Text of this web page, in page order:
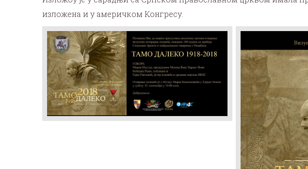
изложена и у америчком Конгресу.